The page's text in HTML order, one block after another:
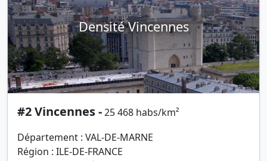
Densité Vincennes
#2 Vincennes -25 468 habs/km²
Département : VAL-DE-MARNE
Région : ILE-DE-FRANCE